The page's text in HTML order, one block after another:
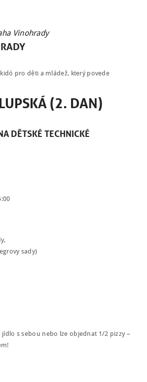
Vinohrady
pro děti a mládež, který povede
(2. DAN)
DĚTSKÉ TECHNICKÉ
sady)
s sebou nebo lze objednat 1/2 pizzy –